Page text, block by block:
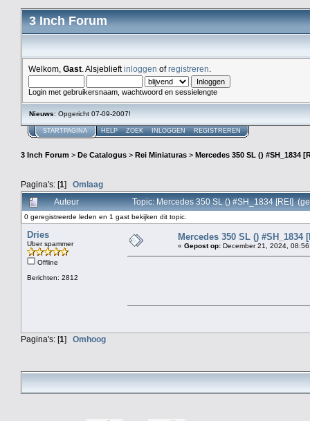
3 Inch Forum
Welkom, Gast . Alsjeblieftinloggen ofregistreren
Login met gebruikersnaam, wachtwoord en sessielengte
Nieuws: Opgericht 07-09-2007!
STARTPAGINA HELP ZOEK INLOGGEN REGISTREREN
3 Inch Forum > De Catalogus > Rei Miniaturas > Mercedes 350 SL () #SH_1834
Pagina's: [1] Omlaag
Auteur
Topic: Mercedes 350 SL () #SH_1834 [REI]
0 geregistreerde leden en 1 gast bekijken dit topic.
Dries
Uber spammer
Offline
Berichten: 2812
Mercedes 350 SL () #SH_1834
« Gepost op: December 21, 2024,
Pagina's: [1] Omhoog